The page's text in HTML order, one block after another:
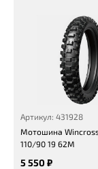
Артикул: 431928
Мотошина
110/90 19 62M
5 550 ₽